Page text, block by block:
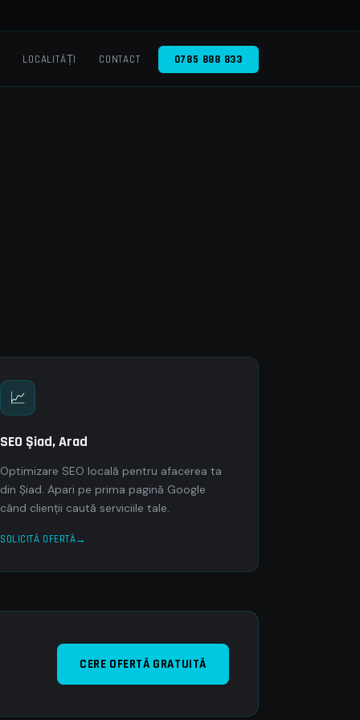
LOCALITĂȚI CONTACT 0785 888 833
📈
SEO Şiad, Arad
Optimizare SEO locală pentru afacerea ta
din Şiad. Apari pe prima pagină Google
când clienții caută serviciile tale.
SOLICITĂ OFERTĂ
CERE OFERTĂ GRATUITĂ